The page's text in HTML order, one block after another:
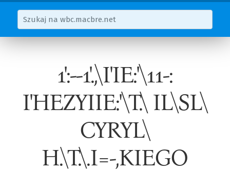
1':--1'.,\I'IE:'\11-:
I'HEZYIIE:'\T.\ IL\SL\
CYRYL\
H.\T.\.I=-,KIEGO